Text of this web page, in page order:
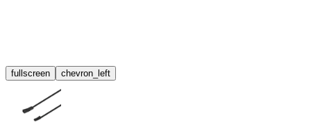
fullscreen chevron_left